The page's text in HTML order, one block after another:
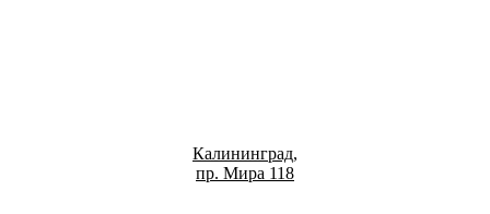
Калининград,
пр. Мира 118